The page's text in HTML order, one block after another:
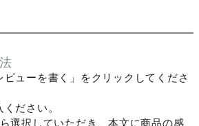
ューを書く」をクリックしてくださ
ださい。
選択していただき、本文に商品の感